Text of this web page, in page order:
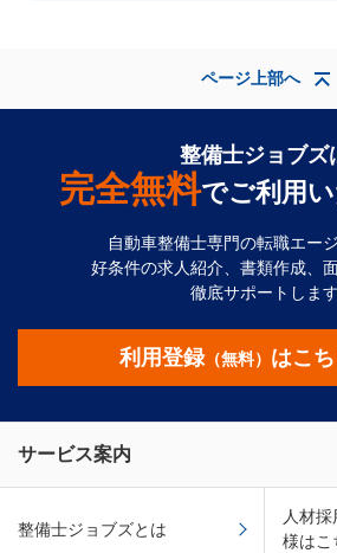
ページ上部へ
整備士ジョブズ
完全無料でご利用
自動車整備士専門の転職エー
好条件の求人紹介、書類作成、
徹底サポートします
利用登録（無料） はこ
サービス案内
整備士ジョブズとは
人材
様はこ